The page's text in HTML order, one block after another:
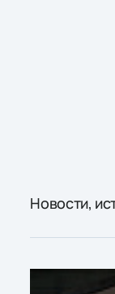
Новости,